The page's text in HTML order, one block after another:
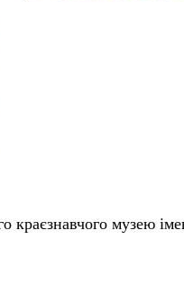
краєзнавчого музею